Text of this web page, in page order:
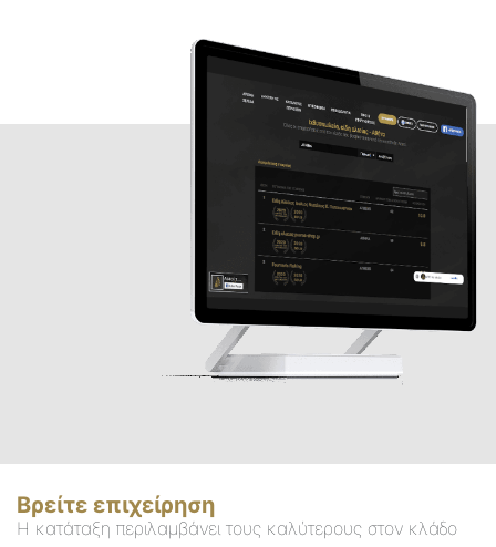
Βρείτε επιχείρηση
Η κατάταξη περιλαμβάνει τους καλύτερους στον κλάδο